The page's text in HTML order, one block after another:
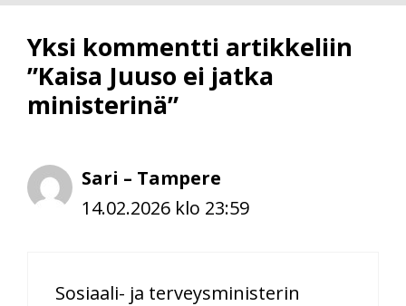
Yksi kommentti artikkeliin
”Kaisa Juuso ei jatka
ministerinä”
Sari – Tampere
14.02.2026 klo 23:59
Sosiaali- ja terveysministerin